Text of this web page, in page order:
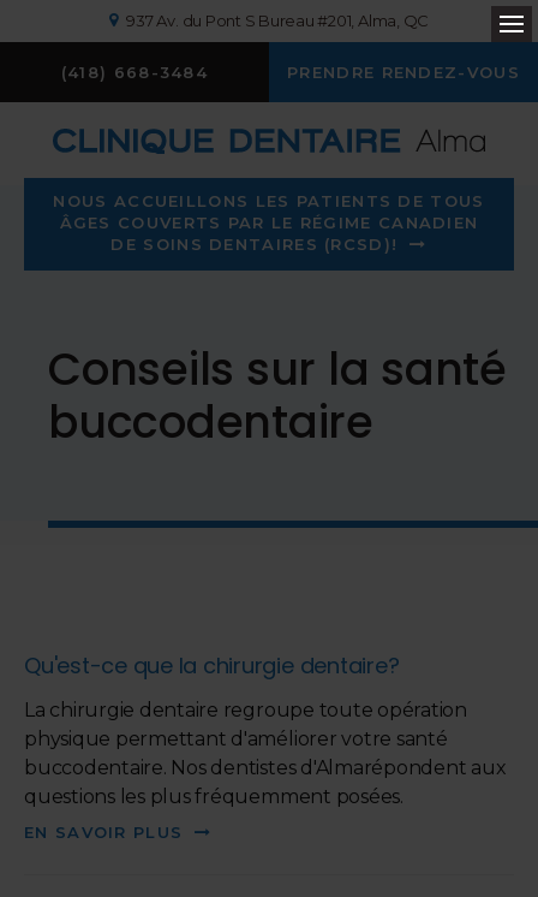
937 Av. du Pont S Bureau #201 Alma QC
(418) 668-3484 PRENDRE RENDEZ-VOUS
NOUS ACCUEILLONS LES PATIENTS DE TOUS
ÂGES COUVERTS PAR LE RÉGIME CANADIEN
DE SOINS DENTAIRES (RCSD)!
Conseils sur la santé
buccodentaire
Qu'est-ce que la chirurgie dentaire?
La chirurgie dentaire regroupe toute opération
physique permettant d'améliorer votre santé
buccodentaire. Nos dentistes d'Almarépondent aux
questions les plus fréquemment posées.
EN SAVOIR PLUS